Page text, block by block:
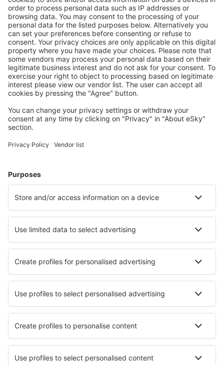
Töltse le az alkalmazásunkatés tervezze
meg az útjait kényelmesen
Tervezze meg az utazást
Repülőjegy
Szállás
Repülő+Hotel
Hotelek
Transzferek
Látnivalók
Sportesemények
Tudjon meg többet
Legalacsonyabb ár garancia
Légitársaságok
Ryanair
Wizz Air
Lufthansa